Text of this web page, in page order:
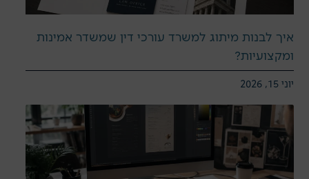
איך לבנות מיתוג למשרד עורכי דין שמשדר אמינות
ומקצועיות?
יוני 15, 2026